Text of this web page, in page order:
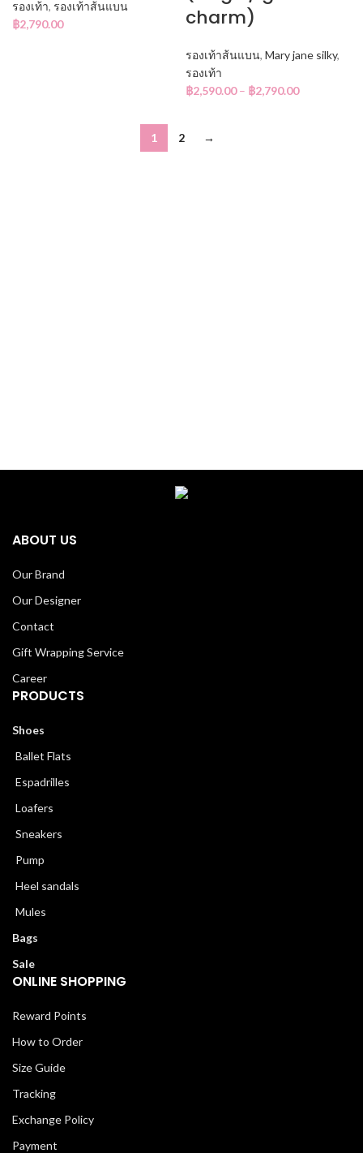
รองเท้า, รองเท้าส้นแบน
฿2,790.00
charm)
รองเท้าส้นแบน, Mary jane silky,
รองเท้า
฿2,590.00– ฿2,790.00
1 2 →
ABOUT US
Our Brand
Our Designer
Contact
Gift Wrapping Service
Career
PRODUCTS
Shoes
Ballet Flats
Espadrilles
Loafers
Sneakers
Pump
Heel sandals
Mules
Bags
Sale
ONLINE SHOPPING
Reward Points
How to Order
Size Guide
Tracking
Exchange Policy
Payment